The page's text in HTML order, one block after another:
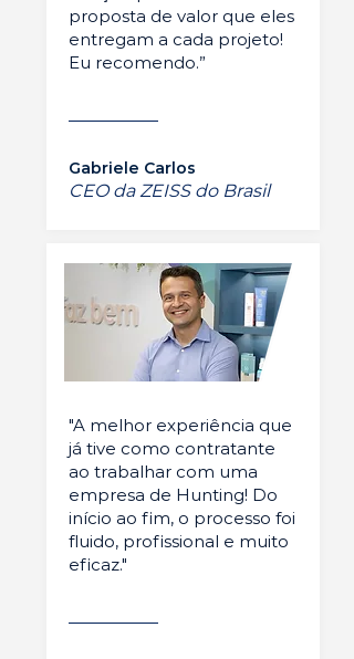
proposta de valor que eles
entregam a cada projeto!
Eu recomendo.”
Gabriele Carlos
CEO da ZEISS do Brasil
"A melhor experiência que
já tive como contratante
ao trabalhar com uma
empresa de Hunting! Do
início ao fim, o processo foi
fluido, profissional e muito
eficaz."